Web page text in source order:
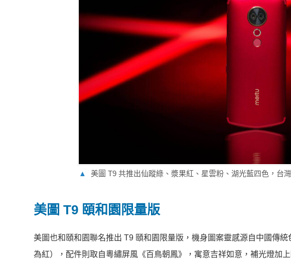
▲ 美圖 T9 共推出仙蹤綠、漿果紅、星雲粉、湖光藍四色，台
美圖 T9 頤和園限量版
美圖也和頤和園聯名推出 T9 頤和園限量版，機身圖案靈感源自中國傳
為紅），配件則取自粵繡屏風《百鳥朝鳳》，寓意吉祥如意，補光燈加